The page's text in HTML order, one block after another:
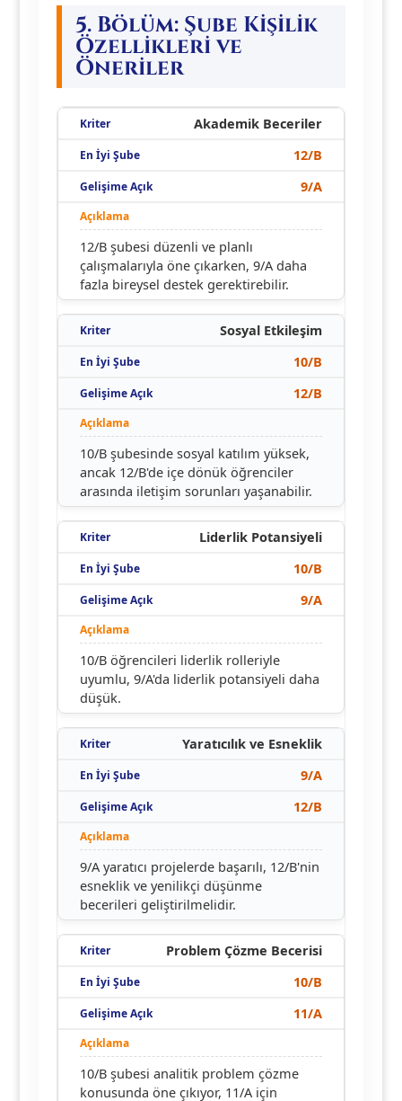
5. Bölüm: Şube Kişilik
Özellikleri ve
Öneriler
Akademik Beceriler
12/B
9/A
12/B şubesi düzenli ve planlı
çalışmalarıyla öne çıkarken, 9/A daha
fazla bireysel destek gerektirebilir.
Sosyal Etkileşim
10/B
12/B
10/B şubesinde sosyal katılım yüksek,
ancak 12/B'de içe dönük öğrenciler
arasında iletişim sorunları yaşanabilir.
Liderlik Potansiyeli
10/B
9/A
10/B öğrencileri liderlik rolleriyle
uyumlu, 9/A'da liderlik potansiyeli daha
düşük.
Yaratıcılık ve Esneklik
9/A
12/B
9/A yaratıcı projelerde başarılı, 12/B'nin
esneklik ve yenilikçi düşünme
becerileri geliştirilmelidir.
Problem Çözme Becerisi
10/B
11/A
10/B şubesi analitik problem çözme
konusunda öne çıkıyor, 11/A için